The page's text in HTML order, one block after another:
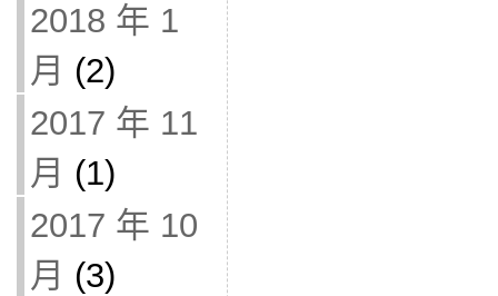
2018 年 1
月 (2)
2017 年 11
月 (1)
2017 年 10
月 (3)